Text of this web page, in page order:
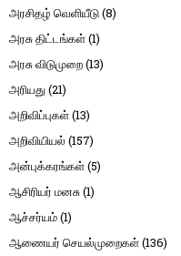
அரசிதழ் வெளியீடு(8)
அரசு திட்டங்கள்(1)
அரசு விடுமுறை(13)
அரியது(21)
அறிவிப்புகள்(13)
அறிவியியல் (157)
அன்புக்கரங்கள்(5)
ஆசிரியர் மனசு(1)
ஆச்சர்யம்(1)
ஆணையர் செயல்முறைகள்(136)